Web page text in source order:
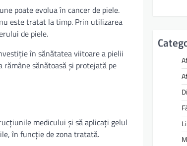
poate evolua în cancer de piele.
este tratat la timp. Prin utilizarea
de piele.
în sănătatea viitoare a pielii
sănătoasă și protejată pe
medicului și să aplicați gelul
în funcție de zona tratată.